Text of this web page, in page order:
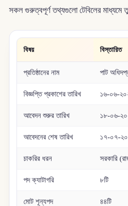
সকল গুরুত্বপূর্ণ তথ্যগুলো টেবিলের মাধ্যমে
বিষয় বিস্তারিত
প্রতিষ্ঠানের নাম পাট
বিজ্ঞপ্তি প্রকাশের তারিখ ১৬-০৬-
আবেদন শুরুর তারিখ ১৮-০৬-
আবেদনের শেষ তারিখ ১৭-০৭-
চাকরির ধরন সরকারি
পদ ক্যাটাগরি ৮টি
মোট শূন্যপদ ৪৪টি